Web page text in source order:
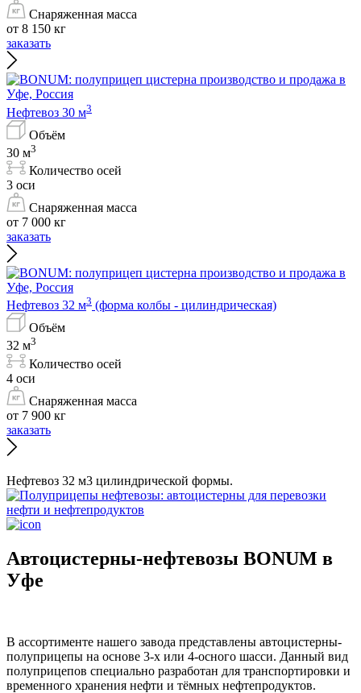
Снаряженная масса
от 8 150 кг
заказать
Нефтевоз 30 м3
Объём
30 м3
Количество осей
3 оси
Снаряженная масса
от 7 000 кг
заказать
Нефтевоз 32 м3 (форма колбы - цилиндрическая)
Объём
32 м3
Количество осей
4 оси
Снаряженная масса
от 7 900 кг
заказать
Нефтевоз 32 м3 цилиндрической формы.
Автоцистерны-нефтевозы BONUM в
Уфе
В ассортименте нашего завода представлены автоцистерны-
полуприцепы на основе 3-х или 4-осного шасси. Данный вид
полуприцепов специально разработан для транспортировки и
временного хранения нефти и тёмных нефтепродуктов.